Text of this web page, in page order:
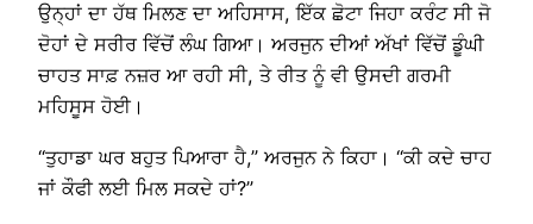
ਉਨ੍ਹਾਂ ਦਾ ਹੱਥ ਮਿਲਣ ਦਾ ਅਹਿਸਾਸ, ਇੱਕ ਛੋਟਾ ਜਿਹਾ ਕਰੰਟ ਸੀ ਜੋ
ਦੋਹਾਂ ਦੇ ਸਰੀਰ ਵਿੱਚੋਂ ਲੰਘ ਗਿਆ। ਅਰਜੁਨ ਦੀਆਂ ਅੱਖਾਂ ਵਿੱਚੋਂ ਡੂੰਘੀ
ਚਾਹਤ ਸਾਫ਼ ਨਜ਼ਰ ਆ ਰਹੀ ਸੀ, ਤੇ ਰੀਤ ਨੂੰ ਵੀ ਉਸਦੀ ਗਰਮੀ
ਮਹਿਸੂਸ ਹੋਈ।
“ਤੁਹਾਡਾ ਘਰ ਬਹੁਤ ਪਿਆਰਾ ਹੈ,” ਅਰਜੁਨ ਨੇ ਕਿਹਾ। “ਕੀ ਕਦੇ ਚਾਹ
ਜਾਂ ਕੌਫੀ ਲਈ ਮਿਲ ਸਕਦੇ ਹਾਂ?”